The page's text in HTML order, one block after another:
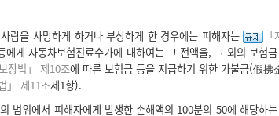
람을 사망하게 하거나 부상하게 한 경우에는 피해자는
에게 자동차보험진료수가에 대하여는 그 전액을, 그 외의 보험
장법」 제10조에 따른 보험금 등을 지급하기 위한 가불금(假拂
」 제11조제1항).
범위에서 피해자에게 발생한 손해액의 100분의 50에 해당하